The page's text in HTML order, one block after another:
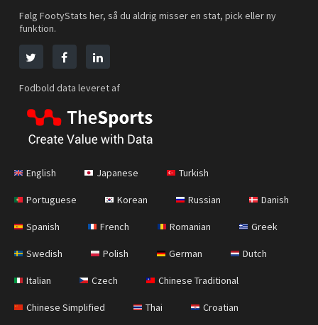
Følg FootyStats her, så du aldrig misser en stat, pick eller ny
funktion.
Fodbold data leveret af
English Japanese Turkish
Portuguese Korean Russian Danish
Spanish French Romanian Greek
Swedish Polish German Dutch
Italian Czech Chinese Traditional
Chinese Simplified Thai Croatian